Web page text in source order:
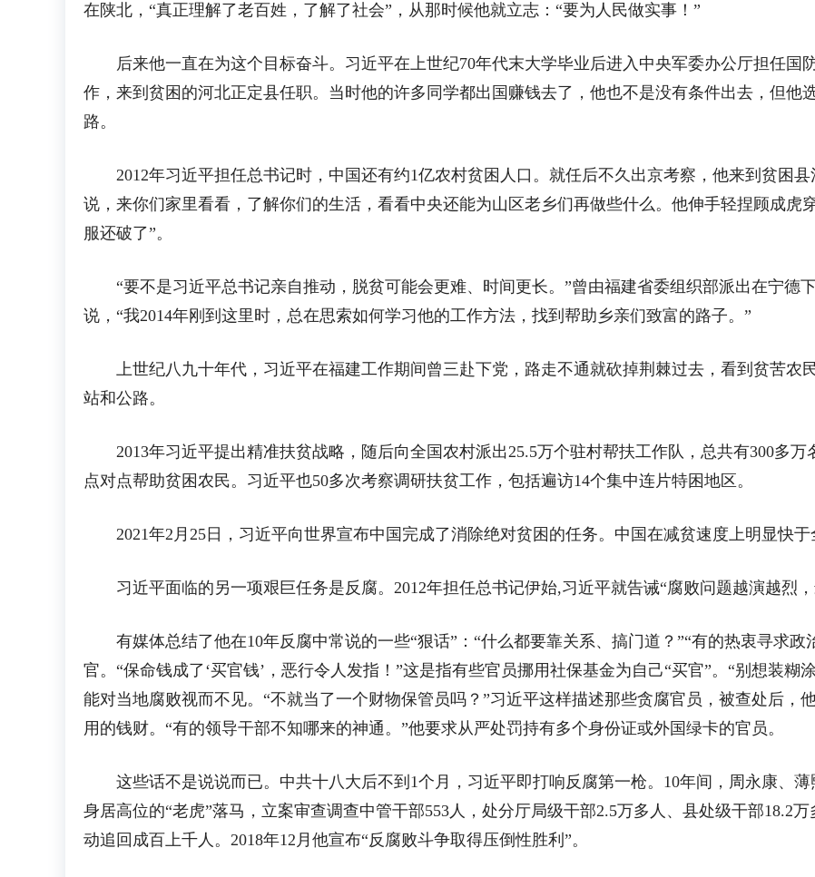
在陕北，“真正理解了老百姓，了解了社会”，从那时候他就立志：“要为人民做实事！”
后来他一直在为这个目标奋斗。习近平在上世纪70年代末大学毕业后进入中央军委办公厅担任国
作，来到贫困的河北正定县任职。当时他的许多同学都出国赚钱去了，他也不是没有条件出去，但他
路。
2012年习近平担任总书记时，中国还有约1亿农村贫困人口。就任后不久出京考察，他来到贫困
说，来你们家里看看，了解你们的生活，看看中央还能为山区老乡们再做些什么。他伸手轻捏顾成虎
服还破了”。
“要不是习近平总书记亲自推动，脱贫可能会更难、时间更长。”曾由福建省委组织部派出在宁德
说，“我2014年刚到这里时，总在思索如何学习他的工作方法，找到帮助乡亲们致富的路子。”
上世纪八九十年代，习近平在福建工作期间曾三赴下党，路走不通就砍掉荆棘过去，看到贫苦农
站和公路。
2013年习近平提出精准扶贫战略，随后向全国农村派出25.5万个驻村帮扶工作队，总共有300多万
点对点帮助贫困农民。习近平也50多次考察调研扶贫工作，包括遍访14个集中连片特困地区。
2021年2月25日，习近平向世界宣布中国完成了消除绝对贫困的任务。中国在减贫速度上明显快于
习近平面临的另一项艰巨任务是反腐。2012年担任总书记伊始,习近平就告诫“腐败问题越演越烈，
有媒体总结了他在10年反腐中常说的一些“狠话”：“什么都要靠关系、搞门道？”“有的热衷寻求政
官。“保命钱成了‘买官钱’，恶行令人发指！”这是指有些官员挪用社保基金为自己“买官”。“别想装糊
能对当地腐败视而不见。“不就当了一个财物保管员吗？”习近平这样描述那些贪腐官员，被查处后，
用的钱财。“有的领导干部不知哪来的神通。”他要求从严处罚持有多个身份证或外国绿卡的官员。
这些话不是说说而已。中共十八大后不到1个月，习近平即打响反腐第一枪。10年间，周永康、薄
身居高位的“老虎”落马，立案审查调查中管干部553人，处分厅局级干部2.5万多人、县处级干部18.2
动追回成百上千人。2018年12月他宣布“反腐败斗争取得压倒性胜利”。